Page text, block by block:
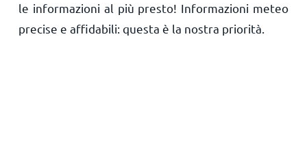
le informazioni al più presto! Informazioni meteo
precise e affidabili: questa è la nostra priorità.